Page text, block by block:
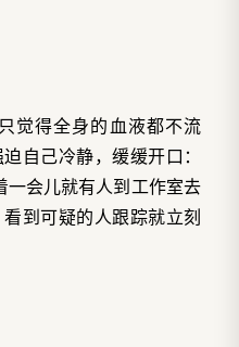
觉得全身的血液都不流
自己冷静，缓缓开口：
一会儿就有人到工作室去
到可疑的人跟踪就立刻